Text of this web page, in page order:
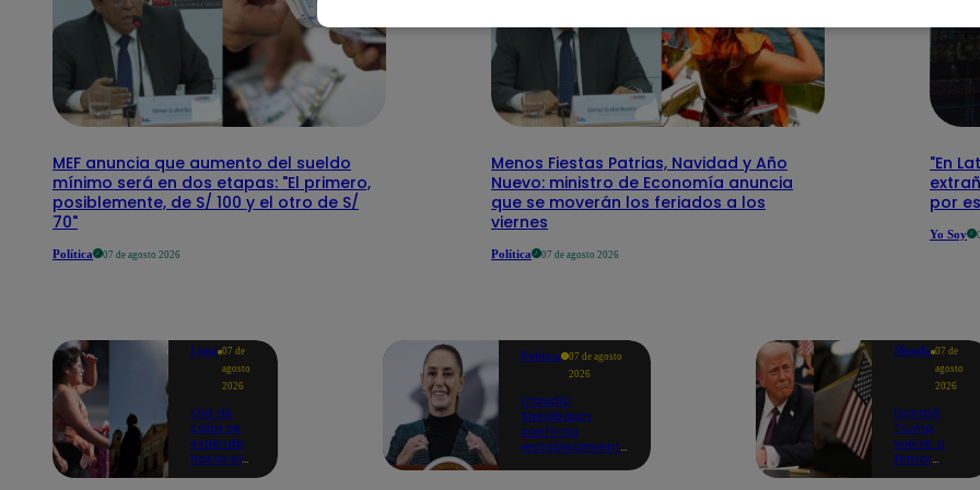
MEF anuncia que aumento del sueldo
mínimo será en dos etapas: "El primero,
posiblemente, de S/ 100 y el otro de S/
70"
Política 07 de agosto 2026
Menos Fiestas Patrias, Navidad y Año
Nuevo: ministro de Economía anuncia
que se moverán los feriados a los
viernes
Política 07 de agosto 2026
"En
por
Yo Soy
Lima 07 de
agosto
2026
Ola de
calor se
extiende
hasta el
Política
07 de agosto
2026
Claudia
Sheinbaum
confirma
restablecimiento
Mundo 07 de
agosto
2026
Donald
Trump
vuelve a
firmar